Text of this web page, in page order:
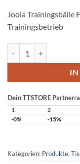
Joola Trainingsbälle
Trainingsbetrieb
IN
Dein TTSTORE
1 2
-0%
-15%
Kategorien: Produkte,